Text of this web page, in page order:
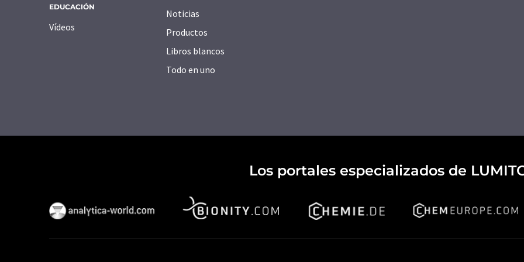
EDUCACIÓN
Vídeos
Noticias
Productos
Libros blancos
Todo en uno
Los portales especializados de